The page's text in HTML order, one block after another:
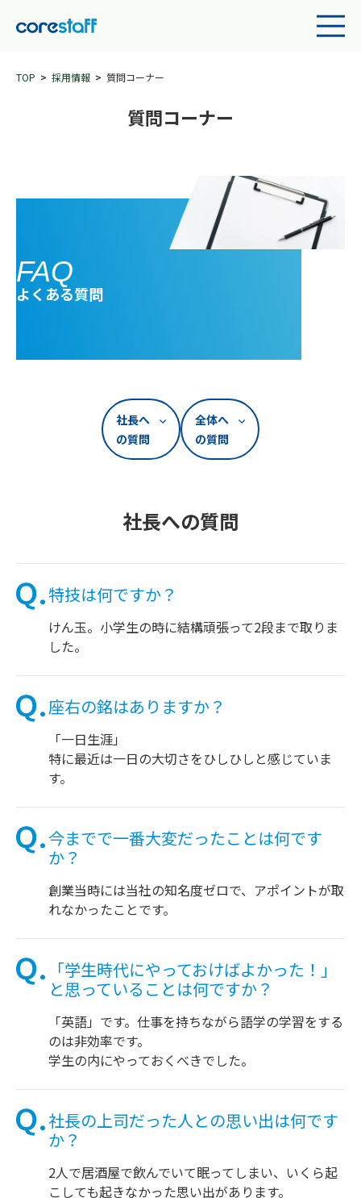
TOP 採用情報 質問コーナー
質問コーナー
FAQ
よくある質問
社長へ
の質問
全体へ
の質問
社長への質問
特技は何ですか？
けん玉。小学生の時に結構頑張って2段まで取りま
した。
座右の銘はありますか？
「一日生涯」
特に最近は一日の大切さをひしひしと感じていま
す。
今までで一番大変だったことは何です
か？
創業当時には当社の知名度ゼロで、アポイントが取
れなかったことです。
「学生時代にやっておけばよかった！」
と思っていることは何ですか？
「英語」です。仕事を持ちながら語学の学習をする
のは非効率です。
学生の内にやっておくべきでした。
社長の上司だった人との思い出は何です
か？
2人で居酒屋で飲んでいて眠ってしまい、いくら起
こしても起きなかった思い出があります。